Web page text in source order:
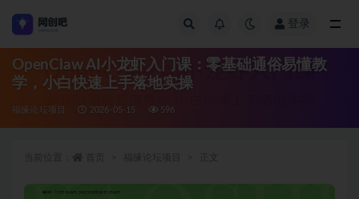
登录
OpenClaw AI小龙虾入门课：零基础通俗易懂教
学，小白快速上手落地实操
福缘论坛项目 2026-05-15 596